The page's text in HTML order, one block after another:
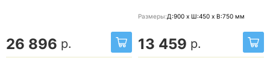
26 896 р.
Размеры:Д:900 x Ш:450 x В:750 мм
13 459 р.